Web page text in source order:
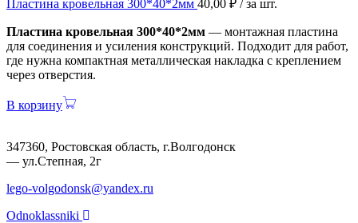
Пластина кровельная 300*40*2мм 40,00 ₽ / за шт.
Пластина кровельная 300*40*2мм — монтажная пластина
для соединения и усиления конструкций. Подходит для работ,
где нужна компактная металлическая накладка с креплением
через отверстия.
В корзину
347360, Ростовская область, г.Волгодонск
— ул.Степная, 2г
lego-volgodonsk@yandex.ru
Odnoklassniki